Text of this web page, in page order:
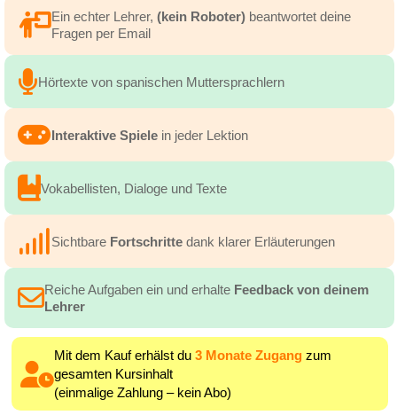
Ein echter Lehrer, (kein Roboter) beantwortet deine
Fragen per Email
Hörtexte von spanischen Muttersprachlern
Interaktive Spiele in jeder Lektion
Vokabellisten, Dialoge und Texte
Sichtbare Fortschritte dank klarer Erläuterungen
Reiche Aufgaben ein und erhalte Feedback von deinem
Lehrer
Mit dem Kauf erhälst du 3 Monate Zugang zum
gesamten Kursinhalt
(einmalige Zahlung – kein Abo)